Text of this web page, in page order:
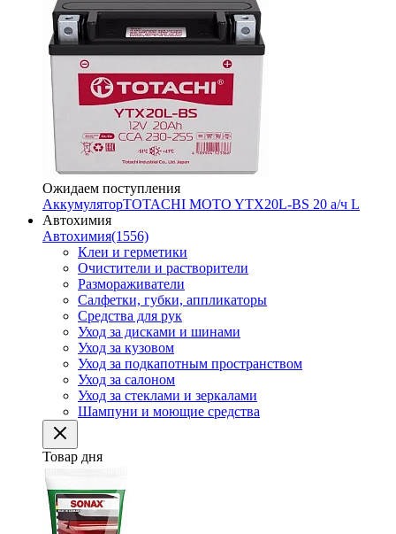
Ожидаем поступления
АккумуляторTOTACHI MOTO YTX20L-BS 20 а/ч L
Автохимия
Автохимия(1556)
Клеи и герметики
Очистители и растворители
Размораживатели
Салфетки, губки, аппликаторы
Средства для рук
Уход за дисками и шинами
Уход за кузовом
Уход за подкапотным пространством
Уход за салоном
Уход за стеклами и зеркалами
Шампуни и моющие средства
Товар дня